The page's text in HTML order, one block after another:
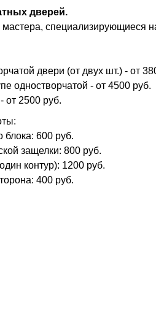
дверей.
специализирующиеся
двери (от двух шт.) - от
одностворчатой - от 4500 руб.
от 2500 руб.
600 руб.
защелки: 800 руб.
контур): 1200 руб.
400 руб.